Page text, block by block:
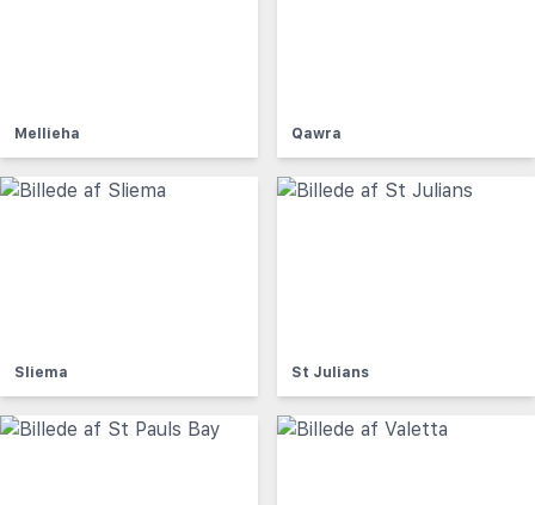
Mellieha Qawra
Sliema St Julians